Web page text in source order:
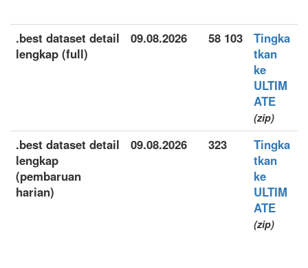
.best dataset detail
lengkap (full)
09.08.2026 58 103
Tingka
tkan
ke
ULTIM
ATE
(zip)
.best dataset detail
lengkap
(pembaruan
harian)
09.08.2026 323
Tingka
tkan
ke
ULTIM
ATE
(zip)